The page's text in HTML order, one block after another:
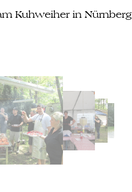
Kuhweiher in Nürnberg